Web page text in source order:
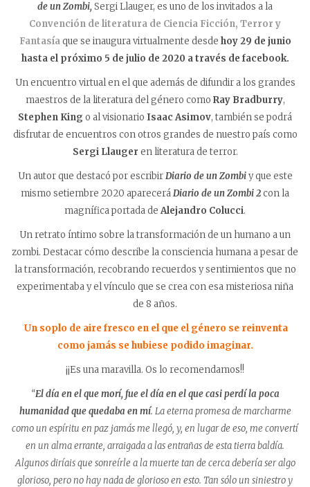
de un Zombi, Sergi Llauger, es uno de los invitados a la
Convención de literatura de Ciencia Ficción, Terror y
Fantasía que se inaugura virtualmente desde hoy 29 de junio
hasta el próximo 5 de julio de 2020 a través de facebook.
Un encuentro virtual en el que además de difundir a los grandes
maestros de la literatura del género como Ray Bradburry,
Stephen King o al visionario Isaac Asimov, también se podrá
disfrutar de encuentros con otros grandes de nuestro país como
Sergi Llauger en literatura de terror.
Un autor que destacó por escribirDiario de un Zombiy que este
mismo setiembre 2020 apareceráDiario de un Zombi 2con la
magnífica portada deAlejandro Colucci.
Un retrato íntimo sobre la transformación de un humano a un
zombi. Destacar cómo describe la consciencia humana a pesar de
la transformación, recobrando recuerdos y sentimientos que no
experimentaba y el vínculo que se crea con esa misteriosa niña
de 8 años.
Un soplo de aire fresco en el que el género se reinventa
como jamás se hubiese podido imaginar.
¡¡Es una maravilla. Os lo recomendamos!!
“El día en el que morí, fue el día en el que casi perdí la poca
humanidad que quedaba en mí. La eterna promesa de marcharme
como un espíritu en paz jamás me llegó, y, en lugar de eso, me convertí
en un alma errante, arraigada a las entrañas de esta tierra baldía.
Algunos diríais que sonreírle a la muerte tan de cerca debería ser algo
glorioso, pero no hay nada de glorioso en esto. Tan sólo un siniestro y